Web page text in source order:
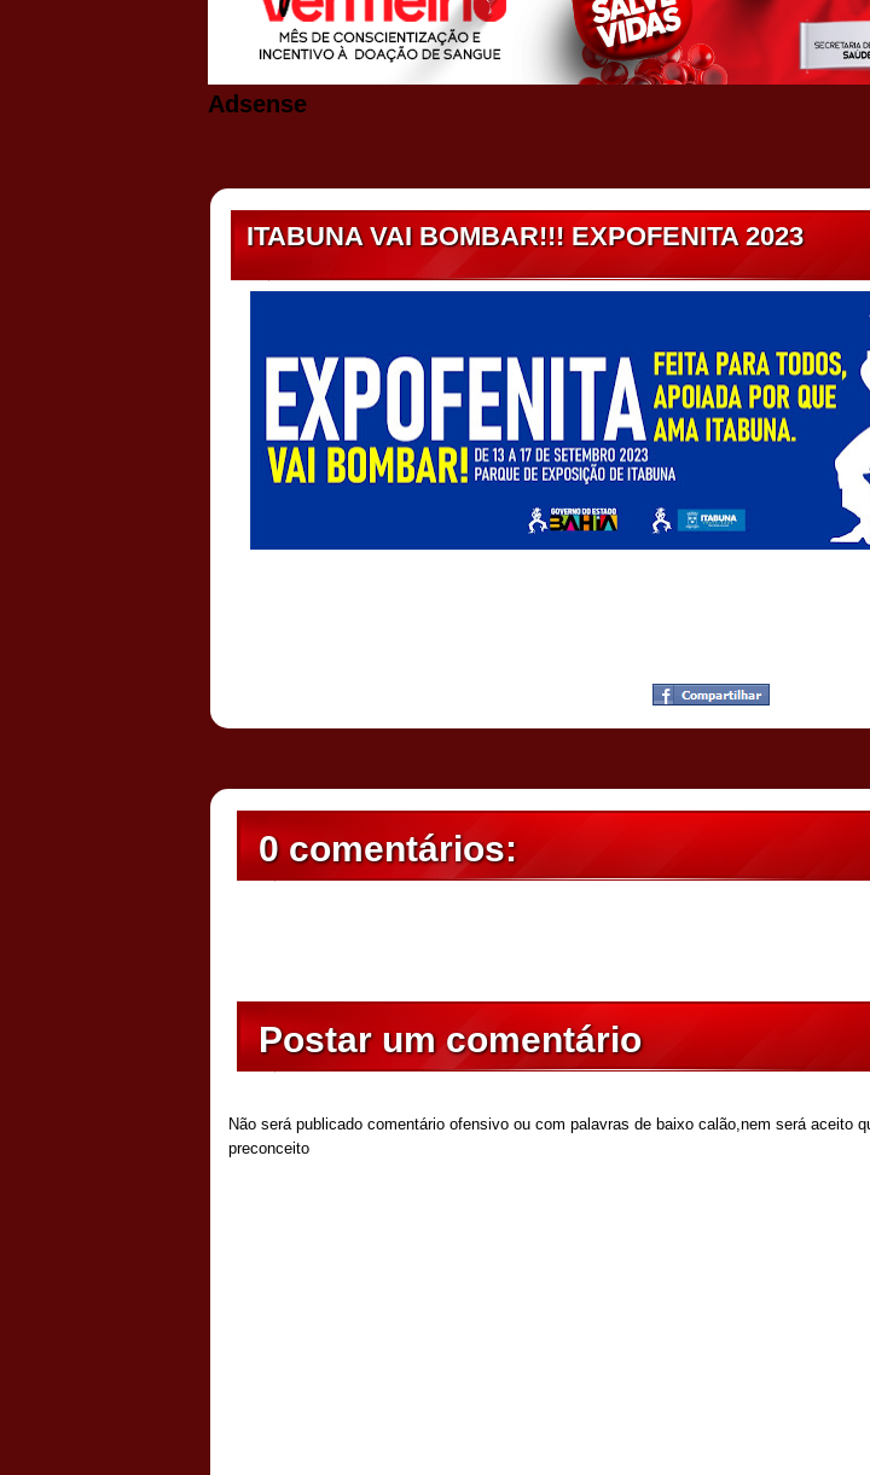
Adsense
ITABUNA VAI BOMBAR!!! EXPOFENITA 2023
0 comentários:
Postar um comentário
Não será publicado comentário ofensivo ou com palavras de baixo calão,nem será aceito
preconceito